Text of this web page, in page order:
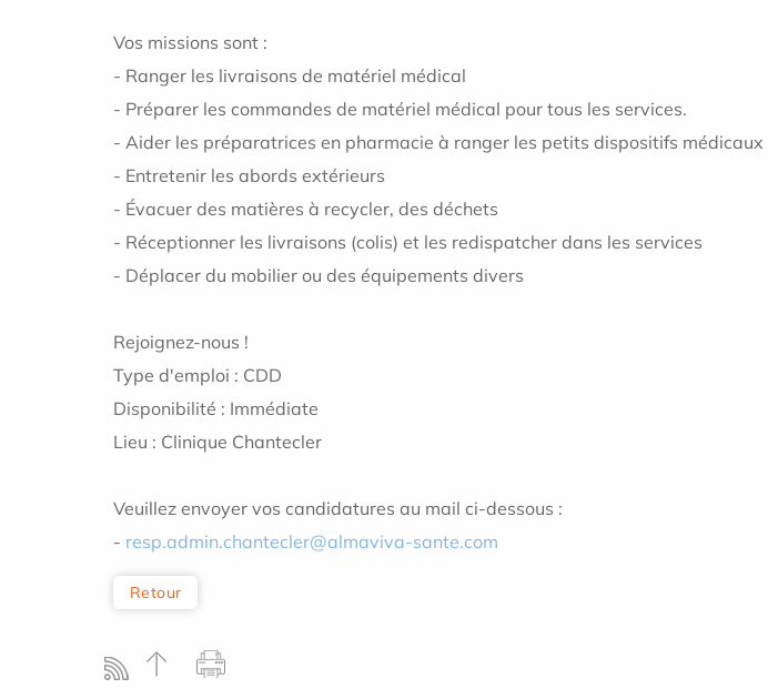
Vos missions sont :
- Ranger les livraisons de matériel médical
- Préparer les commandes de matériel médical pour tous les services.
- Aider les préparatrices en pharmacie à ranger les petits dispositifs médicaux
- Entretenir les abords extérieurs
- Évacuer des matières à recycler, des déchets
- Réceptionner les livraisons (colis) et les redispatcher dans les services
- Déplacer du mobilier ou des équipements divers
Rejoignez-nous !
Type d'emploi : CDD
Disponibilité : Immédiate
Lieu : Clinique Chantecler
Veuillez envoyer vos candidatures au mail ci-dessous :
- resp.admin.chantecler@almaviva-sante.com
Retour